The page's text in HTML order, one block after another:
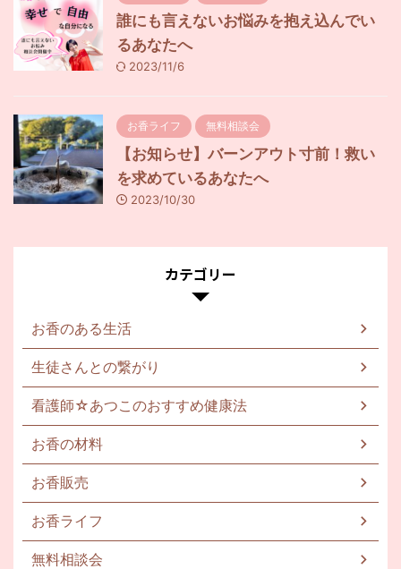
誰にも言えないお悩みを抱え込んでい
るあなたへ
2023/11/6
お香ライフ 無料相談会
【お知らせ】バーンアウト寸前！救い
を求めているあなたへ
2023/10/30
カテゴリー
お香のある生活
生徒さんとの繋がり
看護師☆あつこのおすすめ健康法
お香の材料
お香販売
お香ライフ
無料相談会